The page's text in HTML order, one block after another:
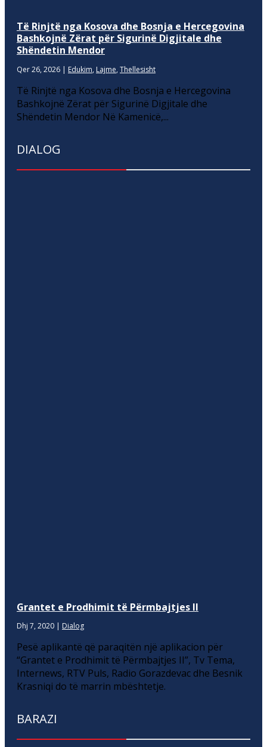
Të Rinjtë nga Kosova dhe Bosnja e Hercegovina
Bashkojnë Zërat për Sigurinë Digjitale dhe
Shëndetin Mendor
Qer 26, 2026 | Edukim, Lajme, Thellesisht
Të Rinjtë nga Kosova dhe Bosnja e Hercegovina
Bashkojnë Zërat për Sigurinë Digjitale dhe
Shëndetin Mendor Në Kamenicë,...
DIALOG
Grantet e Prodhimit të Përmbajtjes II
Dhj 7, 2020 | Dialog
Pesë aplikantë që paraqitën një aplikacion për
“Grantet e Prodhimit të Përmbajtjes II”, Tv Tema,
Internews, RTV Puls, Radio Gorazdevac dhe Besnik
Krasniqi do të marrin mbështetje.
BARAZI